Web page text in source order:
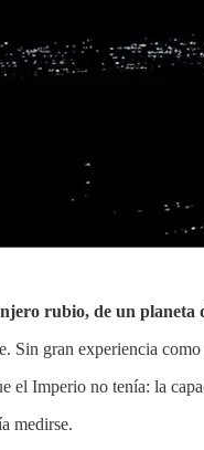
rubio, de un planeta
Sin gran experiencia
el Imperio no tenía: la
medirse.